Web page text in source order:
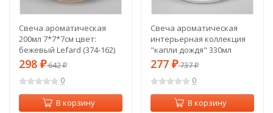
Свеча ароматическая
200мл 7*7*7см цвет:
бежевый Lefard (374-162)
298 ₽642₽
0
В корзину
Свеча ароматическая
интерьерная коллекция
"капли дождя" 330мл
7*7*7см Lefard (374-132)
277 ₽737₽
0
В корзину